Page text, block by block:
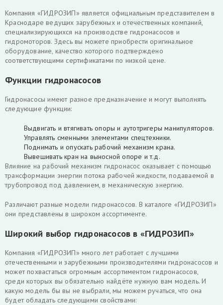
Компания «ГИДРОЗИП» является официальным представителем в
Краснодаре ведущих зарубежных и отечественных компаний,
специализирующихся на производстве гидронасосов и
гидромоторов. Здесь вы можете приобрести оригинальное
оборудование, качество которого подтверждено
соответствующими сертификатами по низкой цене.
Функции гидронасосов
Гидронасосы имеют разное предназначение и могут выполнять
следующие функции:
Выдвигать и втягивать опоры и аутотригеры манипуляторов.
Управлять сменными элементами спецтехники.
Поднимать и опускать рабочий механизм крана.
Вывешивать кран на выносной опоре и т.д.
Влияние на рабочий механизм гидронасос оказывает с помощью
трансформации энергии потока рабочей жидкости, подаваемой в
трубопровод под давлением, в механическую энергию.
Различают разные модели гидронасосов. В каталоге «ГИДРОЗИП»
они представлены в широком ассортименте.
Широкий выбор гидронасосов в «ГИДРОЗИП»
Компания «ГИДРОЗИП» много лет работает с лучшими
отечественными и зарубежными производителями гидронасосов и
может похвастаться огромным ассортиментом гидронасосов,
среди которых вы обязательно найдёте нужную вам модель. И
какую модель бы вы не выбрали, мы можем ручаться, что она
будет обладать следующими свойствами: